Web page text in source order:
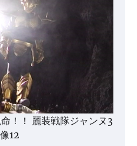
！！ 麗装戦隊ジャンヌ3
12